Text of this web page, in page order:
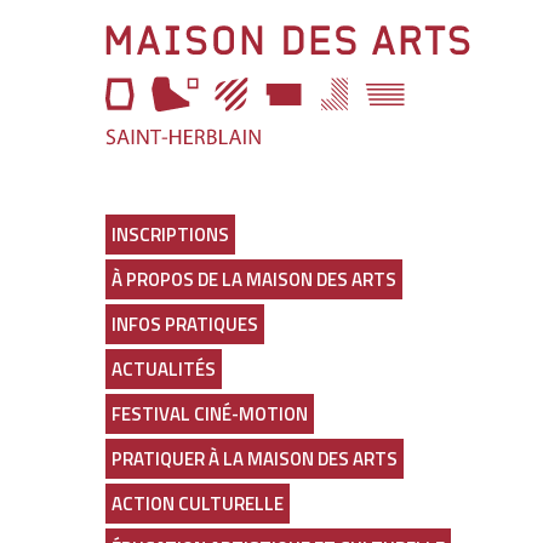
Maison
des
Arts
page
d'accueil
INSCRIPTIONS
À PROPOS DE LA MAISON DES ARTS
INFOS PRATIQUES
ACTUALITÉS
FESTIVAL CINÉ-MOTION
PRATIQUER À LA MAISON DES ARTS
ACTION CULTURELLE